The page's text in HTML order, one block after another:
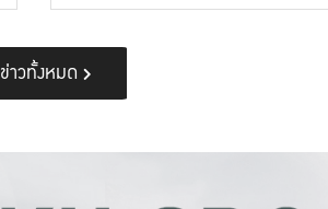
ข่าวทั้งหมด